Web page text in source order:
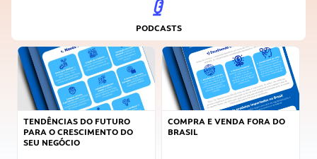
PODCASTS
TENDÊNCIAS DO FUTURO
PARA O CRESCIMENTO DO
SEU NEGÓCIO
COMPRA E VENDA FORA DO
BRASIL